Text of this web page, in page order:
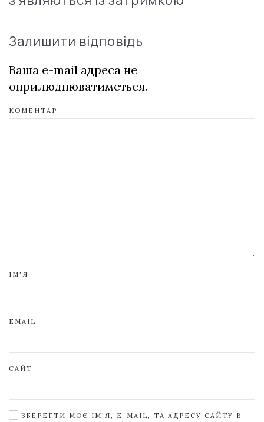
Залишити відповідь
Ваша e-mail адреса не
оприлюднюватиметься.
КОМЕНТАР
ІМ'Я
EMAIL
САЙТ
ЗБЕРЕГТИ МОЄ ІМ'Я, E-MAIL, ТА АДРЕСУ САЙТУ В